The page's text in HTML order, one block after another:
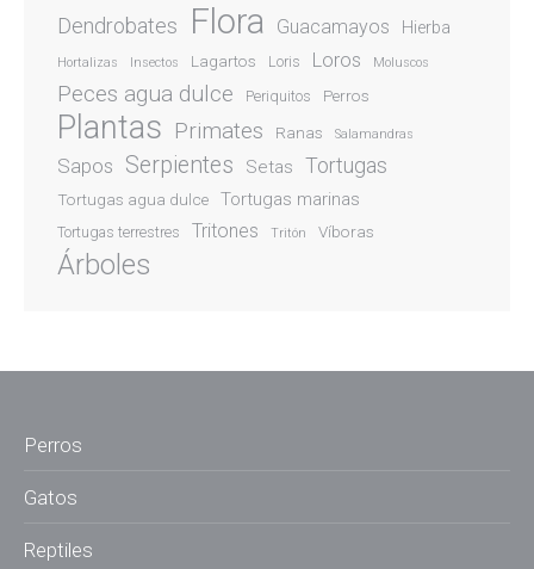
Dendrobates Flora Guacamayos Hierba
Hortalizas Insectos Lagartos Loris Loros Moluscos
Peces agua dulce Periquitos Perros
Plantas Primates Ranas Salamandras
Sapos Serpientes Setas Tortugas
Tortugas agua dulce Tortugas marinas
Tortugas terrestres Tritones Tritón Víboras
Árboles
Perros
Gatos
Reptiles